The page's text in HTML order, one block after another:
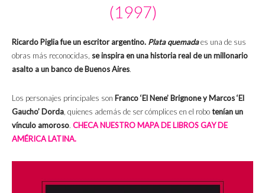
(1997)
Ricardo Piglia fue un escritor argentino. Plata quemadaes una de sus
obras más reconocidas, se inspira en una historia real de un millonario
asalto a un banco de Buenos Aires.
Los personajes principales son Franco ‘El Nene’ Brignone y Marcos‘El
Gaucho’ Dorda , quienes además de ser cómplices en el robotenían un
vínculo amoroso. CHECA NUESTRO MAPA DE LIBROS GAY DE
AMÉRICA LATINA.